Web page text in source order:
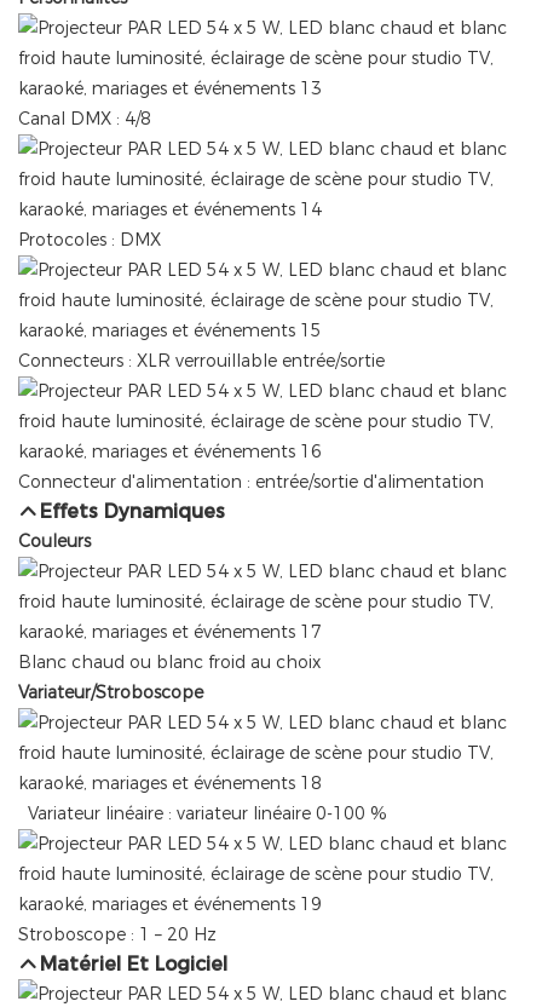
Canal DMX : 4/8
Protocoles : DMX
Connecteurs : XLR verrouillable entrée/sortie
Connecteur d'alimentation : entrée/sortie d'alimentation
Effets Dynamiques
Couleurs
Blanc chaud ou blanc froid au choix
Variateur/Stroboscope
Variateur linéaire : variateur linéaire 0-100 %
Stroboscope : 1 – 20 Hz
Matériel Et Logiciel